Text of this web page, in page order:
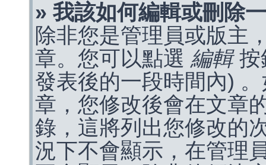
» 我該如何編輯或刪除
除非您是管理員或版主
章。您可以點選 編輯按
發表後的一段時間內)
章，您修改後會在文章
錄，這將列出您修改的
況下不會顯示，在管理